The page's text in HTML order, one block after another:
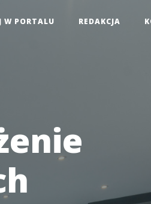
W PORTALU REDAKCJA